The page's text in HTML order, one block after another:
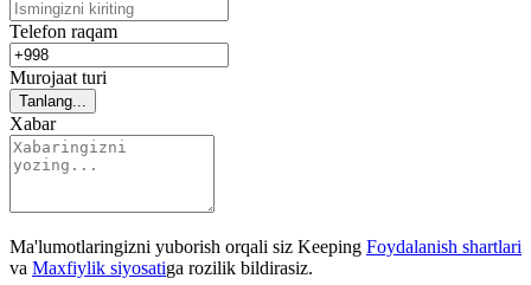
Telefon raqam
Murojaat turi
Tanlang...
Xabar
Ma'lumotlaringizni yuborish orqali siz Keeping Foydalanish shartlari
va Maxfiylik siyosatiga rozilik bildirasiz.